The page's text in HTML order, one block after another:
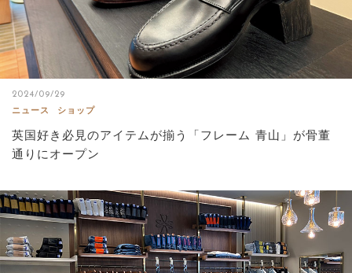
2024/09/29
ニュース
ショップ
英国好き必見のアイテムが揃う「フレーム 青山」が骨董
通りにオープン